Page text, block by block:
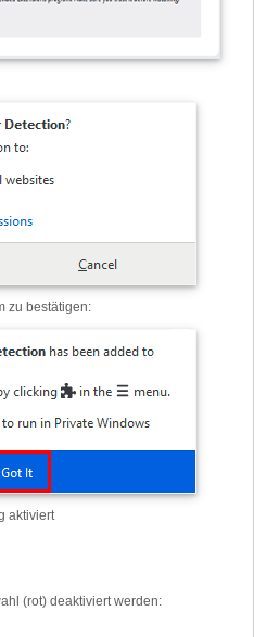
zu bestätigen:
aktiviert
(rot) deaktiviert werden: